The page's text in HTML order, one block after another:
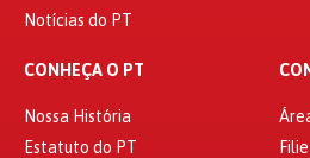
Notícias do PT
CONHEÇA O PT
Nossa História
Estatuto do PT